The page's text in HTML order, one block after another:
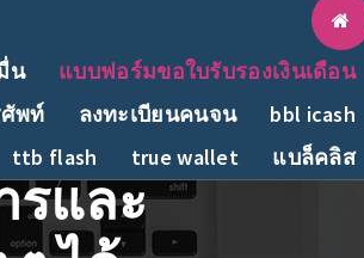
น
แบบฟอร์มขอใบรับรองเงินเดือน
ศัพท์ ลงทะเบียนคนจน
bbl icash
ttb flash true wallet แบล็คลิส
รและ